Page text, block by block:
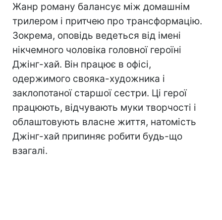
Жанр роману балансує між домашнім
трилером і притчею про трансформацію.
Зокрема, оповідь ведеться від імені
нікчемного чоловіка головної героїні
Джінг-хай. Він працює в офісі,
одержимого свояка-художника і
заклопотаної старшої сестри. Ці герої
працюють, відчувають муки творчості і
облаштовують власне життя, натомість
Джінг-хай припиняє робити будь-що
взагалі.